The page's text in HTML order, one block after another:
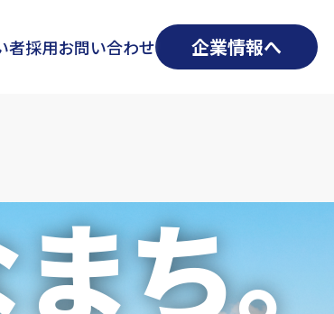
者採用お問い合わせ 企業情報へ
ち｡